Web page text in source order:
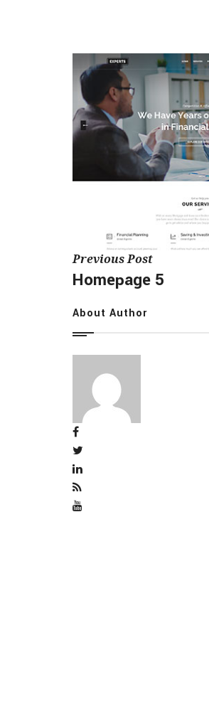
Previous Post
Homepage 5
About Author